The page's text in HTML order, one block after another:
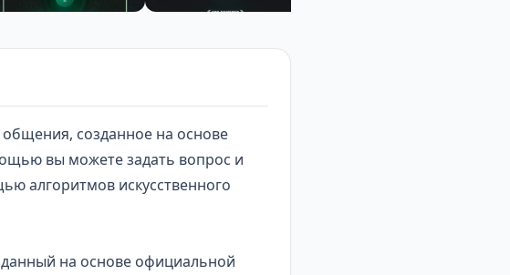
созданное на основе
вы можете задать вопрос и
алгоритмов искусственного
на основе официальной